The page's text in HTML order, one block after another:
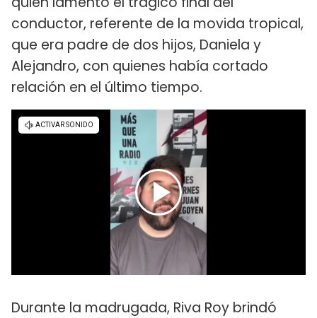
conductor, referente de la movida tropical,
que era padre de dos hijos, Daniela y
Alejandro, con quienes había cortado
relación en el último tiempo.
Durante la madrugada, Riva Roy brindó